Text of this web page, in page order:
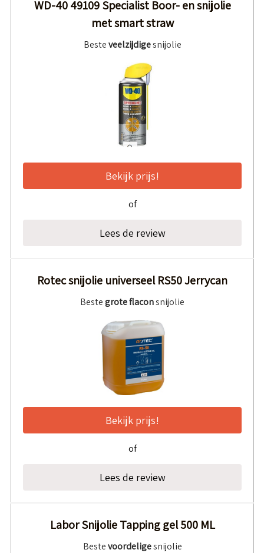
WD-40 49109 Specialist Boor- en snijolie
met smart straw
Besteveelzijdigesnijolie
Bekijk prijs!
of
Lees de review
Rotec snijolie universeel RS50 Jerrycan
Bestegrote flaconsnijolie
Bekijk prijs!
of
Lees de review
Labor Snijolie Tapping gel 500 ML
Bestevoordeligesnijolie